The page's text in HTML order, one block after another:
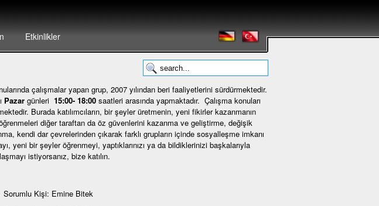
Etkinlikler
çalışmalar yapan grup, 2007 yılından beri faaliyetlerini sürdürmektedir.
Pazar günleri 15:00- 18:00 saatleri arasında yapmaktadır. Çalışma konuları
Burada katılımcıların, bir şeyler üretmenin, yeni fikirler kazanmanın
diğer taraftan da öz güvenlerini kazanma ve geliştirme, değişik
kendi dar çevrelerinden çıkarak farklı grupların içinde sosyalleşme imkanı
yeni bir şeyler öğrenmeyi, yaptıklarınızı ya da bildiklerinizi başkalarıyla
istiyorsanız, bize katılın.
Sorumlu Kişi: Emine Bitek